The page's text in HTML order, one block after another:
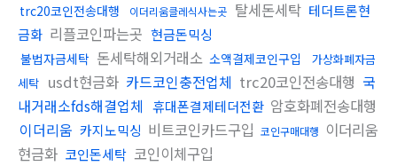
trc20코인전송대행
이더리움클레식사는곳 탈세돈세탁 테더트론현
금화 리플코인파는곳 현금돈믹싱
불법자금세탁 돈세탁해외거래소 소액결제코인구입
가상화폐자금
세탁 usdt현금화 카드코인충전업체 trc20코인전송대행 국
내거래소fds해결업체 휴대폰결제테더전환 암호화폐전송대행
이더리움 카지노믹싱 비트코인카드구입 코인구매대행 이더리움
현금화 코인돈세탁 코인이체구입